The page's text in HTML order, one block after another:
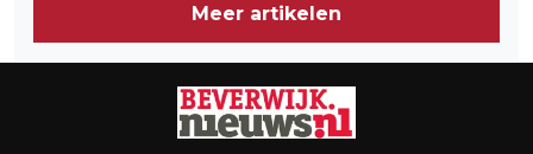
Meer artikelen